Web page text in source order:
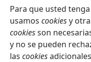
Para que usted
usamos cookiesy
cookiesson
y no se pueden
las cookies